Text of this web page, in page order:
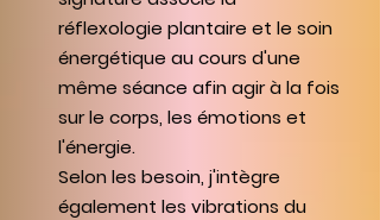
réflexologie plantaire et le soin
énergétique au cours d'une
même séance afin agir à la fois
sur le corps, les émotions et
l'énergie.
Selon les besoin, j'intègre
également les vibrations du